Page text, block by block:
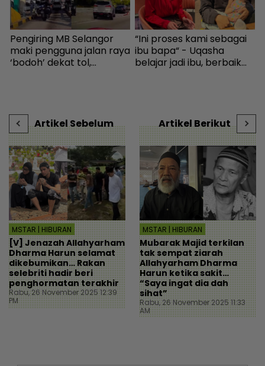
Pengiring MB Selangor
maki pengguna jalan raya
‘bodoh’ dekat tol,
“Ini proses kami sebagai
ibu bapa“ - Uqasha
belajar jadi ibu, berbaik
Artikel Sebelum
MSTAR | HIBURAN
[V] Jenazah Allahyarham
Dharma Harun selamat
dikebumikan… Rakan
selebriti hadir beri
penghormatan terakhir
Rabu, 26 November 2025 12:39
PM
Artikel Berikut
MSTAR | HIBURAN
Mubarak Majid terkilan
tak sempat ziarah
Allahyarham Dharma
Harun ketika sakit…
“Saya ingat dia dah
sihat”
Rabu, 26 November 2025 11:33
AM